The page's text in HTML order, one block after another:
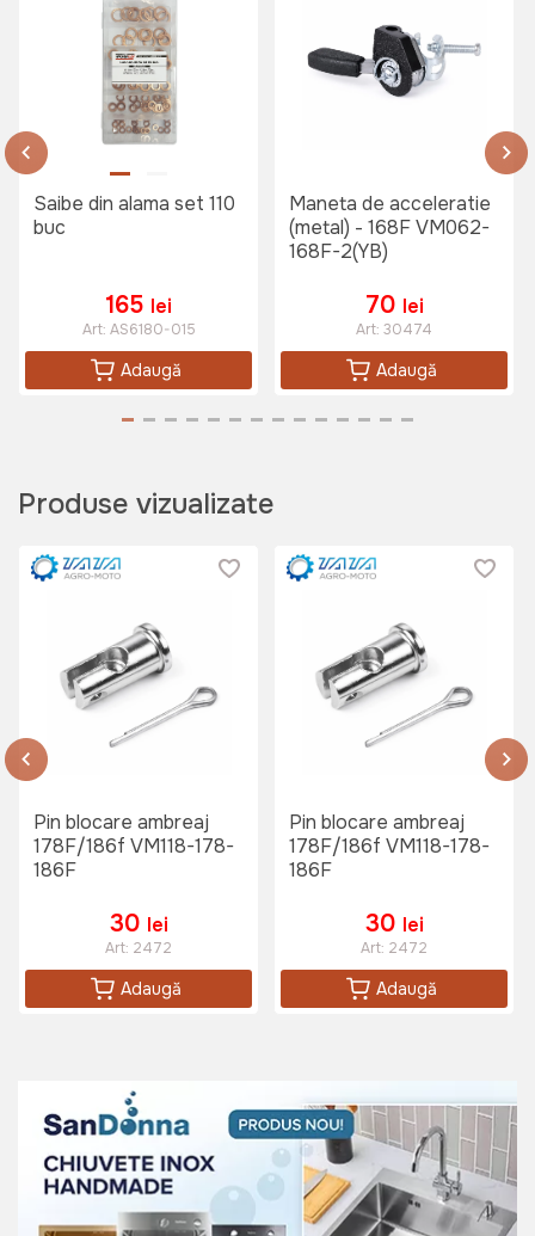
Saibe din alama set 110
buc
165 lei
Art: AS6180-015
Adaugă
Maneta de acceleratie
(metal) - 168F VM062-
168F-2(YB)
70 lei
Art: 30474
Adaugă
Produse vizualizate
Pin blocare ambreaj
178F/186f VM118-178-
186F
30 lei
Art: 2472
Adaugă
Pin blocare ambreaj
178F/186f VM118-178-
186F
30 lei
Art: 2472
Adaugă